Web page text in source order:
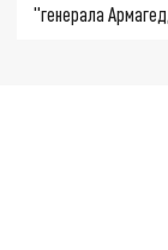
"генерала